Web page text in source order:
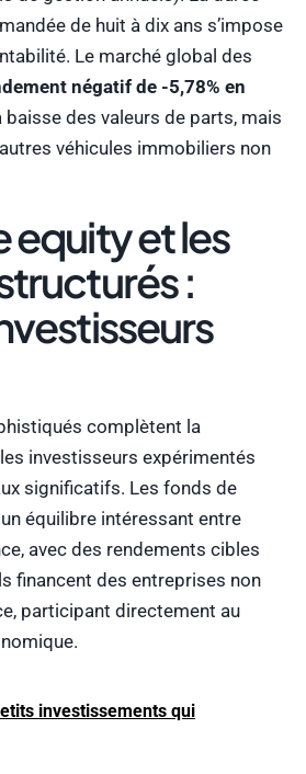
de huit à dix ans s’impose
Le marché global des
négatif de -5,78% en
baisse des valeurs de parts, mais
véhicules immobiliers non
equity et les
:
complètent la
investisseurs expérimentés
significatifs. Les fonds de
équilibre intéressant entre
avec des rendements cibles
financent des entreprises non
participant directement au
investissements qui